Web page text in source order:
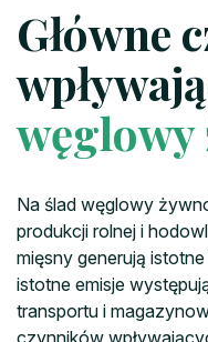
Główne
węglowy
Na ślad węglowy
produkcji rolnej i
mięsny generują
istotne emisje
transportu i
czynników